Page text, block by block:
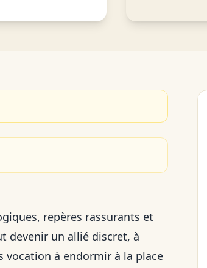
repères rassurants et
devenir un allié discret, à
vocation à endormir à la place